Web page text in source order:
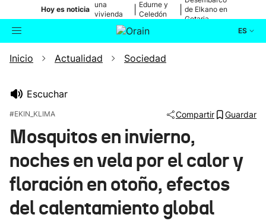
Hoy es noticia
una
vivienda
de Bilbao
Edurne y
Celedón
de Elkano en
Getaria
ES
Buscador Actualidad
Ikusmiran
Eguraldia
Inicio Actualidad Sociedad
Escuchar
#EKIN_KLIMA Compartir Guardar
Mosquitos en invierno,
noches en vela por el calor y
floración en otoño, efectos
del calentamiento global